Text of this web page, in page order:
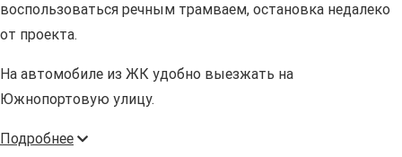
воспользоваться речным трамваем, остановка недалеко
от проекта.
На автомобиле из ЖК удобно выезжать на
Южнопортовую улицу.
Подробнее